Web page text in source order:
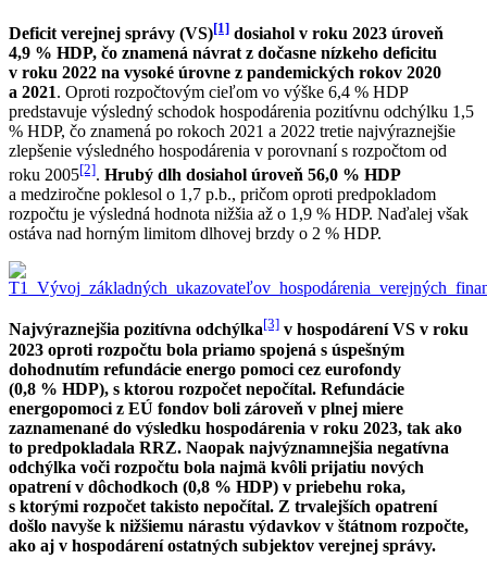
Deficit verejnej správy (VS)[1] dosiahol v roku 2023 úroveň
4,9 % HDP, čo znamená návrat z dočasne nízkeho deficitu
v roku 2022 na vysoké úrovne z pandemických rokov 2020
a 2021. Oproti rozpočtovým cieľom vo výške 6,4 % HDP
predstavuje výsledný schodok hospodárenia pozitívnu odchýlku 1,5
% HDP, čo znamená po rokoch 2021 a 2022 tretie najvýraznejšie
zlepšenie výsledného hospodárenia v porovnaní s rozpočtom od
roku 2005[2]. Hrubý dlh dosiahol úroveň 56,0 % HDP
a medziročne poklesol o 1,7 p.b., pričom oproti predpokladom
rozpočtu je výsledná hodnota nižšia až o 1,9 % HDP. Naďalej však
ostáva nad horným limitom dlhovej brzdy o 2 % HDP.
Najvýraznejšia pozitívna odchýlka[3] v hospodárení VS v roku
2023 oproti rozpočtu bola priamo spojená s úspešným
dohodnutím refundácie energo pomoci cez eurofondy
(0,8 % HDP), s ktorou rozpočet nepočítal. Refundácie
energopomoci z EÚ fondov boli zároveň v plnej miere
zaznamenané do výsledku hospodárenia v roku 2023, tak ako
to predpokladala RRZ. Naopak najvýznamnejšia negatívna
odchýlka voči rozpočtu bola najmä kvôli prijatiu nových
opatrení v dôchodkoch (0,8 % HDP) v priebehu roka,
s ktorými rozpočet takisto nepočítal. Z trvalejších opatrení
došlo navyše k nižšiemu nárastu výdavkov v štátnom rozpočte,
ako aj v hospodárení ostatných subjektov verejnej správy.